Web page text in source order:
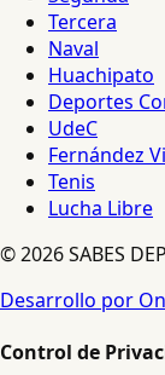
Tercera
Naval
Huachipato
Deportes
UdeC
Fernández
Tenis
Lucha Libre
© 2026 SABES
Desarrollo por
Control de